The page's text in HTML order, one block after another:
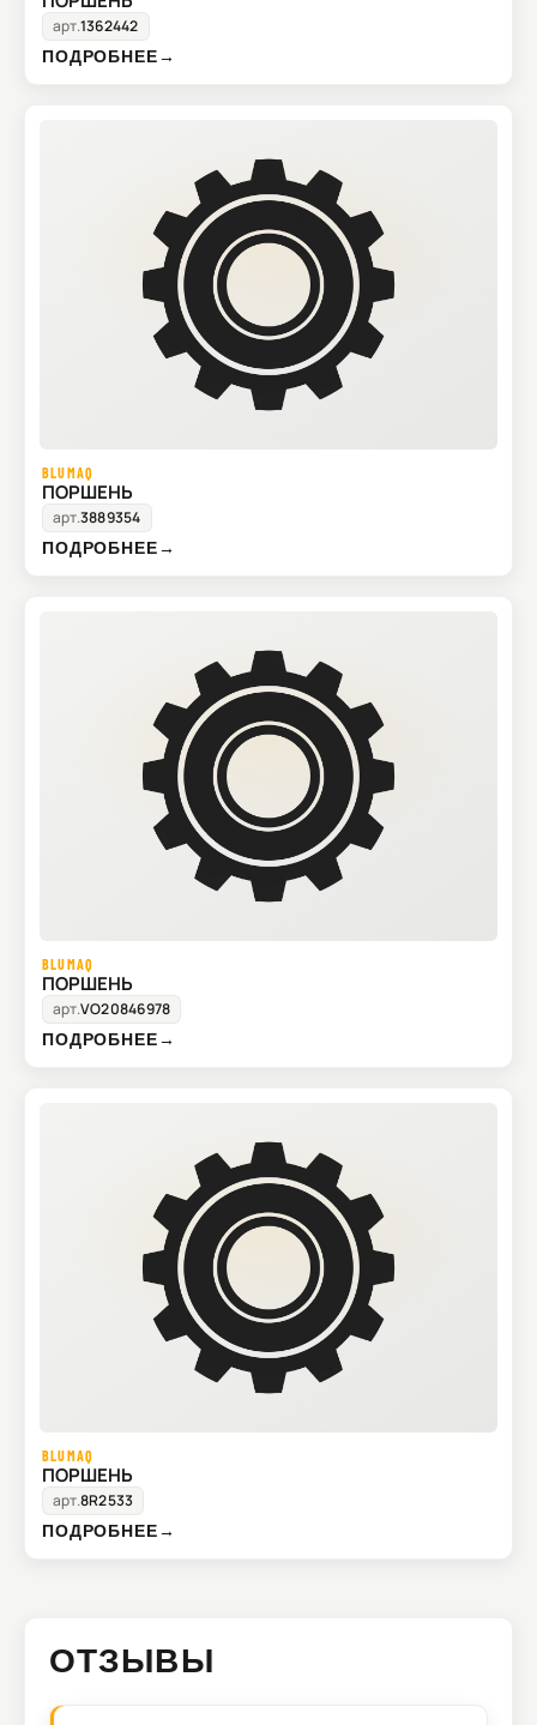
арт.1362442
ПОДРОБНЕЕ→
BLUMAQ
ПОРШЕНЬ
арт.3889354
ПОДРОБНЕЕ→
BLUMAQ
ПОРШЕНЬ
арт.VO20846978
ПОДРОБНЕЕ→
BLUMAQ
ПОРШЕНЬ
арт.8R2533
ПОДРОБНЕЕ→
ОТЗЫВЫ